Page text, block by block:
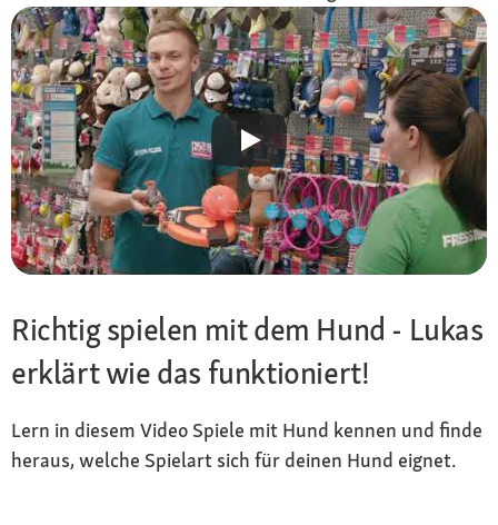
Richtig spielen mit dem Hund - Lukas
erklärt wie das funktioniert!
Lern in diesem Video Spiele mit Hund kennen und finde
heraus, welche Spielart sich für deinen Hund eignet.